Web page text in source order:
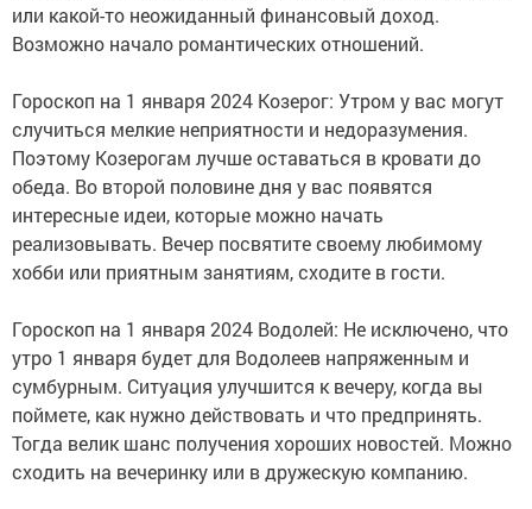
или какой-то неожиданный финансовый доход.
Возможно начало романтических отношений.
Гороскоп на 1 января 2024 Козерог: Утром у вас могут
случиться мелкие неприятности и недоразумения.
Поэтому Козерогам лучше оставаться в кровати до
обеда. Во второй половине дня у вас появятся
интересные идеи, которые можно начать
реализовывать. Вечер посвятите своему любимому
хобби или приятным занятиям, сходите в гости.
Гороскоп на 1 января 2024 Водолей: Не исключено, что
утро 1 января будет для Водолеев напряженным и
сумбурным. Ситуация улучшится к вечеру, когда вы
поймете, как нужно действовать и что предпринять.
Тогда велик шанс получения хороших новостей. Можно
сходить на вечеринку или в дружескую компанию.